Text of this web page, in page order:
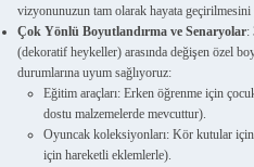
vizyonunuzun tam olarak hayata
Çok Yönlü Boyutlandırma ve Senaryolar:
(dekoratif heykeller) arasında değişen özel
durumlarına uyum sağlıyoruz:
Eğitim araçları: Erken öğrenme için
dostu malzemelerde mevcuttur).
Oyuncak koleksiyonları: Kör kutular
için hareketli eklemlerle).